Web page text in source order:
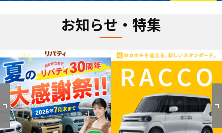
お知らせ・特集